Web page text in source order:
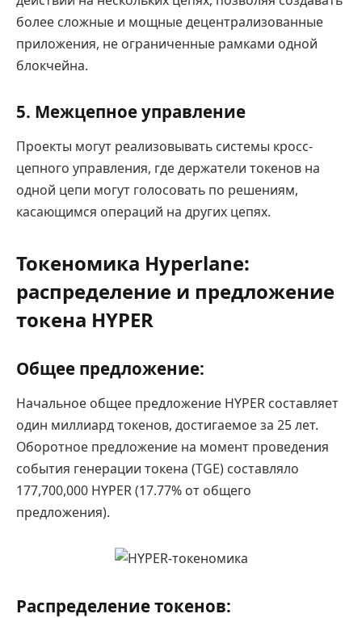
более сложные и мощные децентрализованные
приложения, не ограниченные рамками одной
блокчейна.
5. Межцепное управление
Проекты могут реализовывать системы кросс-
цепного управления, где держатели токенов на
одной цепи могут голосовать по решениям,
касающимся операций на других цепях.
Токеномика Hyperlane:
распределение и предложение
токена HYPER
Общее предложение:
Начальное общее предложение HYPER составляет
один миллиард токенов, достигаемое за 25 лет.
Оборотное предложение на момент проведения
события генерации токена (TGE) составляло
177,700,000 HYPER (17.77% от общего
предложения).
Распределение токенов: